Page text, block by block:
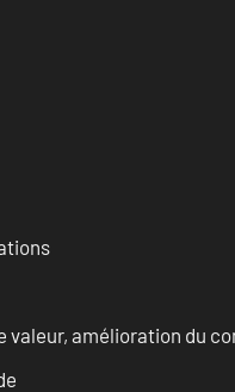
valeur, amélioration du